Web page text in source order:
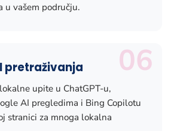
u vašem području.
06
pretraživanja
upite u ChatGPT-u,
AI pregledima i Bing Copilotu
stranici za mnoga lokalna